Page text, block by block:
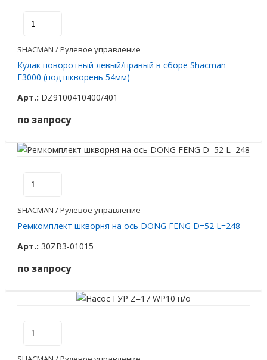
SHACMAN / Рулевое управление
Кулак поворотный левый/правый в сборе Shacman
F3000 (под шкворень 54мм)
Арт.: DZ9100410400/401
по запросу
SHACMAN / Рулевое управление
Ремкомплект шкворня на ось DONG FENG D=52 L=248
Арт.: 30ZB3-01015
по запросу